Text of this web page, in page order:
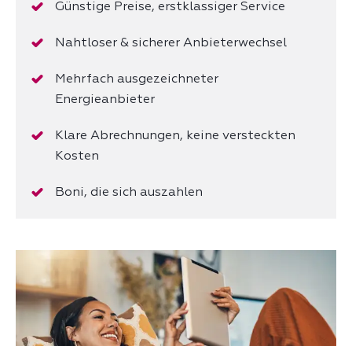
Günstige Preise, erstklassiger Service
Nahtloser & sicherer Anbieterwechsel
Mehrfach ausgezeichneter
Energieanbieter
Klare Abrechnungen, keine versteckten
Kosten
Boni, die sich auszahlen